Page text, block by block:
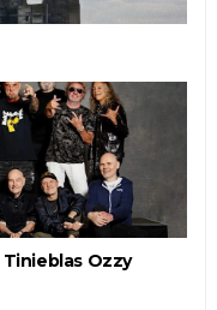
Ozzy